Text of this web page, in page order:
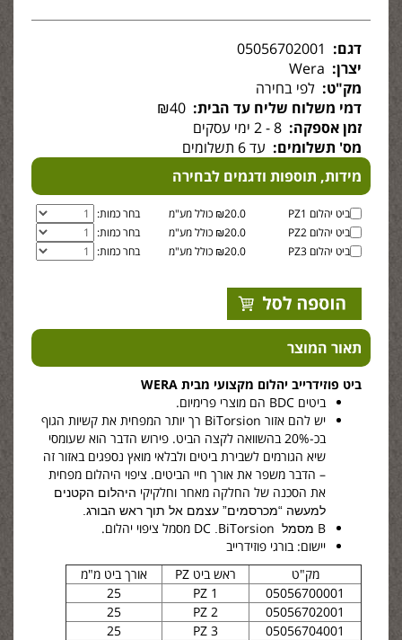
דגם:
יצרן:
מק"ט: לפי בחירה
דמי משלוח שליח עד הבית:
זמן אספקה:
מס' תשלומים: עד 6 תשלומים
מידות, תוספות ודגמים לבחירה
ביט יהלום PZ1 ₪20.0 כולל מע"מ
בחר כמות:
ביט יהלום PZ2
₪20.0 כולל מע"מ
בחר כמות:
ביט יהלום PZ3
₪20.0 כולל מע"מ בחר כמות:
תאור המוצר
ביט פוזידרייב יהלום מקצועי מבית WERA
ביטים BDC הם מוצרי פרימיום.
יש להם אזור BiTorsion רך יותר המפחית את קשיות הגוף
בכ-20% בהשוואה לקצה הביט. פירוש הדבר הוא שעומסי
שיא הגורמים לשבירת ביטים ולבלאי מואץ נספגים באזור זה
– הדבר משפר את אורך חיי הביטים. ציפוי היהלום מפחית
את הסכנה של החלקה מאחר וחלקיקי היהלום הקטנים
למעשה “מכרסמים” עצמם אל תוך ראש הבורג.
B מסמל BiTorsion
DC מסמל ציפוי יהלום.
יישום: בורגי פוזידרייב
מק"ט
ראש ביט PZ אורך ביט מ"מ
05056700001
PZ 1
25
05056702001
PZ 2
25
05056704001
PZ 3
25